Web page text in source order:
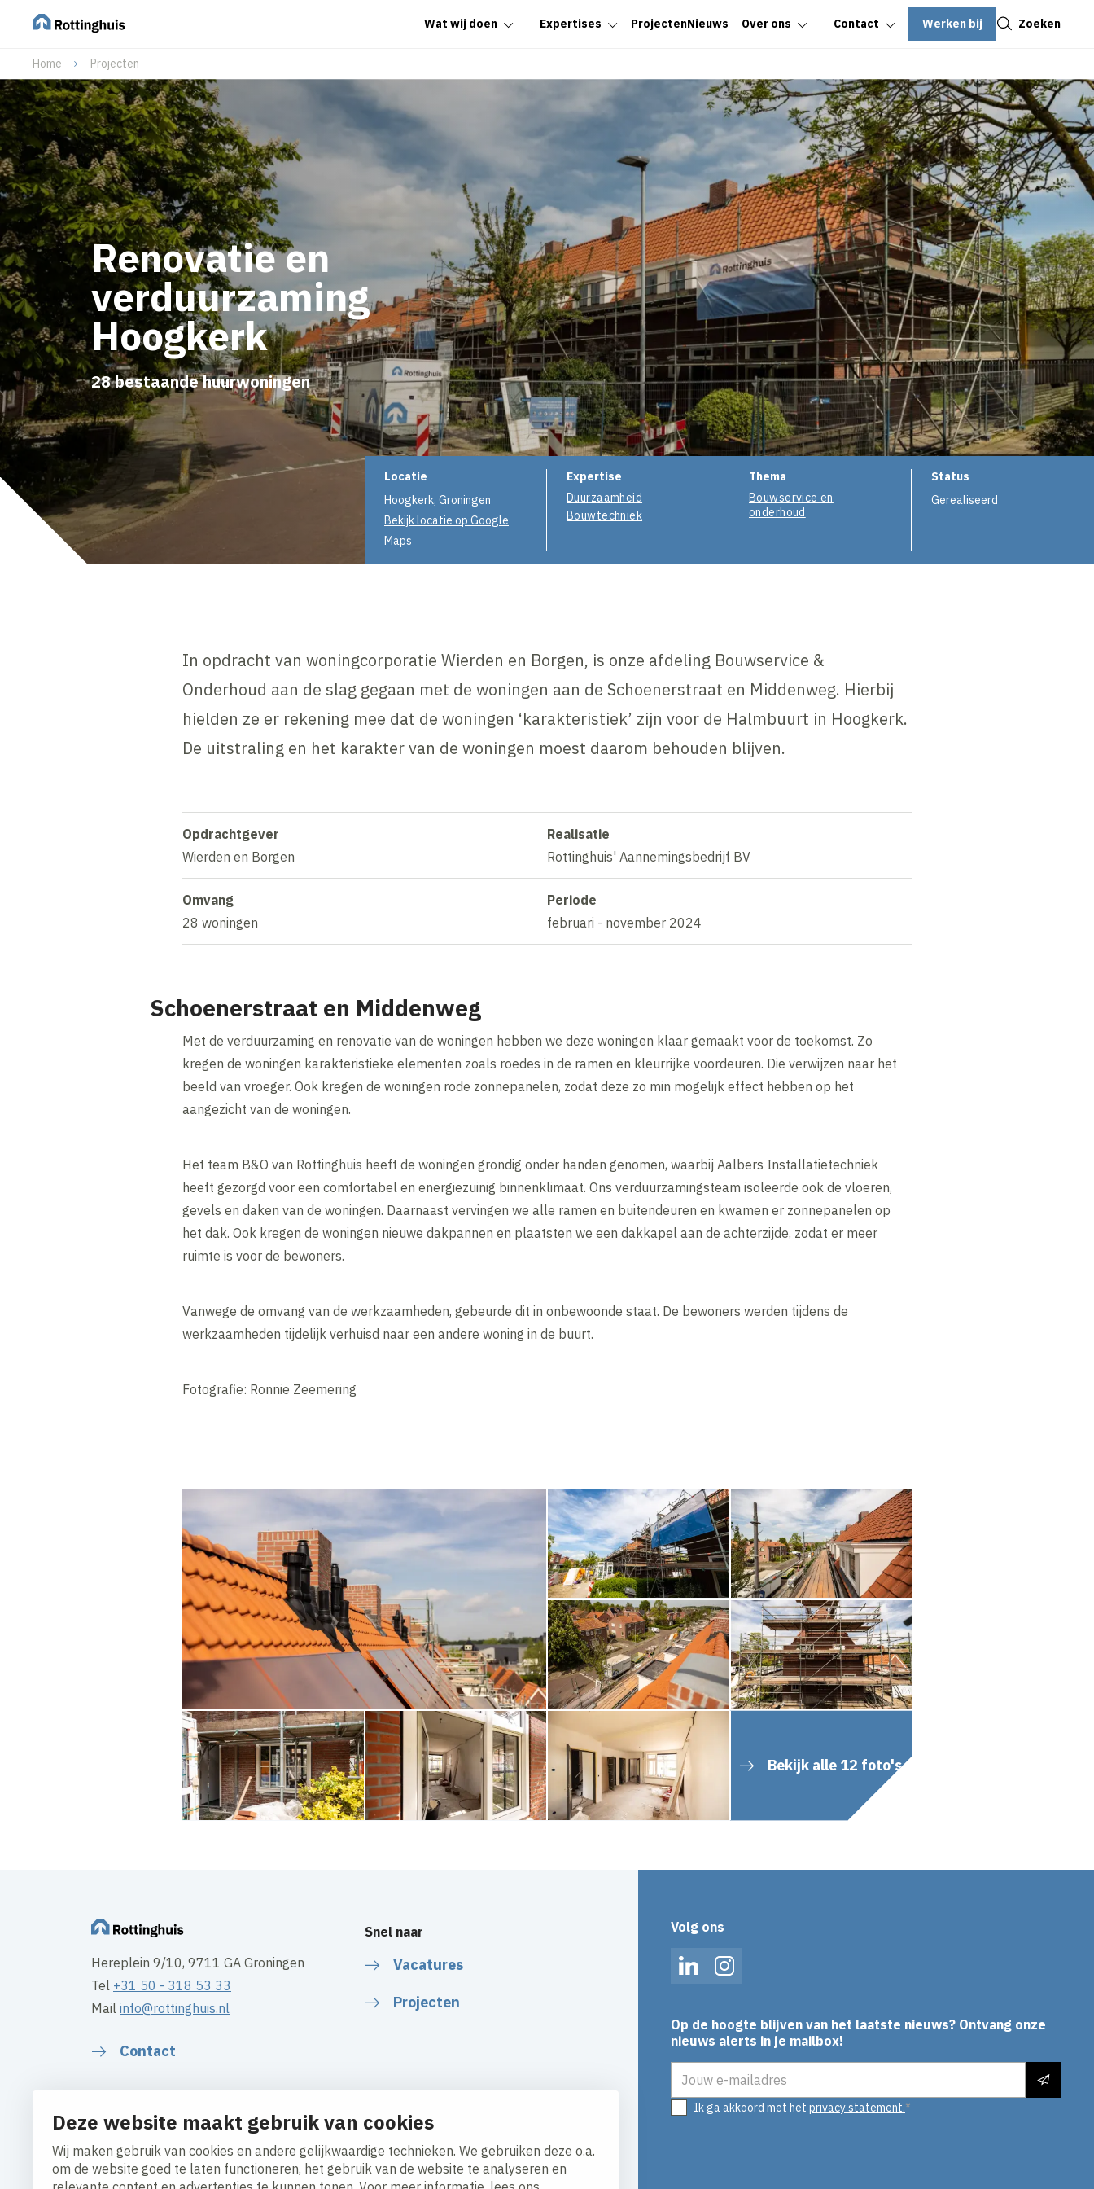
Deze website maakt gebruik van cookies
Wij maken gebruik van cookies en andere gelijkwaardige technieken. We gebruiken deze o.a.
om de website goed te laten functioneren, het gebruik van de website te analyseren en
Wat wij doen Expertises ProjectenNieuws Over ons Contact Werken bij Zoeken
Home Projecten
Renovatie en
verduurzaming
Hoogkerk
28 bestaande huurwoningen
Projectinformatie
Locatie
Hoogkerk, Groningen
Bekijk locatie op Google
Maps
Expertise
Duurzaamheid
Bouwtechniek
Thema
Bouwservice en
onderhoud
Status
Gerealiseerd
In opdracht van woningcorporatie Wierden en Borgen, is onze afdeling Bouwservice &
Onderhoud aan de slag gegaan met de woningen aan de Schoenerstraat en Middenweg. Hierbij
hielden ze er rekening mee dat de woningen ‘karakteristiek’ zijn voor de Halmbuurt in Hoogkerk.
De uitstraling en het karakter van de woningen moest daarom behouden blijven.
Opdrachtgever
Wierden en Borgen
Realisatie
Rottinghuis' Aannemingsbedrijf BV
Omvang
28 woningen
Periode
februari - november 2024
Schoenerstraat en Middenweg
Met de verduurzaming en renovatie van de woningen hebben we deze woningen klaar gemaakt voor de toekomst. Zo
kregen de woningen karakteristieke elementen zoals roedes in de ramen en kleurrijke voordeuren. Die verwijzen naar het
beeld van vroeger. Ook kregen de woningen rode zonnepanelen, zodat deze zo min mogelijk effect hebben op het
aangezicht van de woningen.
Het team B&O van Rottinghuis heeft de woningen grondig onder handen genomen, waarbij Aalbers Installatietechniek
heeft gezorgd voor een comfortabel en energiezuinig binnenklimaat. Ons verduurzamingsteam isoleerde ook de vloeren,
gevels en daken van de woningen. Daarnaast vervingen we alle ramen en buitendeuren en kwamen er zonnepanelen op
het dak. Ook kregen de woningen nieuwe dakpannen en plaatsten we een dakkapel aan de achterzijde, zodat er meer
ruimte is voor de bewoners.
Vanwege de omvang van de werkzaamheden, gebeurde dit in onbewoonde staat. De bewoners werden tijdens de
werkzaamheden tijdelijk verhuisd naar een andere woning in de buurt.
Fotografie: Ronnie Zeemering
Bekijk alle 12 foto's
Hereplein 9/10, 9711 GA Groningen
Tel +31 50 - 318 53 33
Mail info@rottinghuis.nl
Contact
Snel naar
Vacatures
Projecten
Volg ons
LinkedInInstagram
Op de hoogte blijven van het laatste nieuws? Ontvang onze
nieuws alerts in je mailbox!
Ik ga akkoord met het privacy statement.
Sluiten